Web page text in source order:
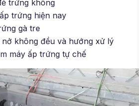
trứng không
trứng hiện nay
gà tre
nở không đều và hướng xử lý
máy ấp trứng tự chế